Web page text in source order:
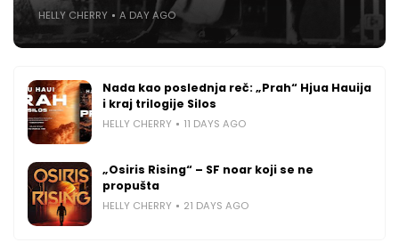
HELLY CHERRY A DAY AGO
Nada kao poslednja reč: „Prah“ Hjua Hauija
i kraj trilogije Silos
HELLY CHERRY 11 DAYS AGO
„Osiris Rising“ – SF noar koji se ne
propušta
HELLY CHERRY 21 DAYS AGO